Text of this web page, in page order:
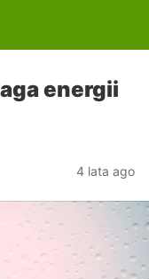
energii
4 lata ago